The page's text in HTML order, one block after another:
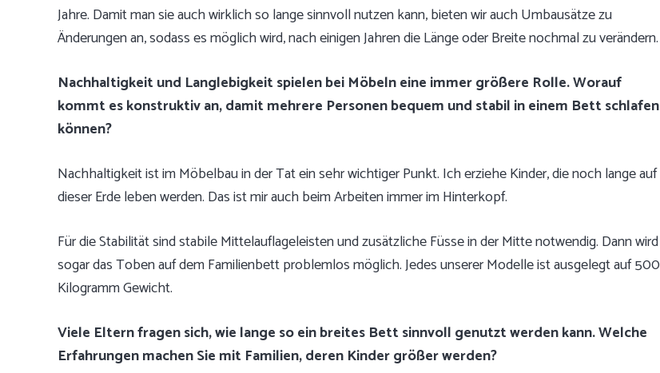
Jahre. Damit man sie auch wirklich so lange sinnvoll nutzen kann, bieten wir auch Umbausätze zu
Änderungen an, sodass es möglich wird, nach einigen Jahren die Länge oder Breite nochmal zu verändern.
Nachhaltigkeit und Langlebigkeit spielen bei Möbeln eine immer größere Rolle. Worauf
kommt es konstruktiv an, damit mehrere Personen bequem und stabil in einem Bett schlafen
können?
Nachhaltigkeit ist im Möbelbau in der Tat ein sehr wichtiger Punkt. Ich erziehe Kinder, die noch lange auf
dieser Erde leben werden. Das ist mir auch beim Arbeiten immer im Hinterkopf.
Für die Stabilität sind stabile Mittelauflageleisten und zusätzliche Füsse in der Mitte notwendig. Dann wird
sogar das Toben auf dem Familienbett problemlos möglich. Jedes unserer Modelle ist ausgelegt auf 500
Kilogramm Gewicht.
Viele Eltern fragen sich, wie lange so ein breites Bett sinnvoll genutztwerden kann. Welche
Erfahrungen machen Sie mit Familien, deren Kinder größer werden?